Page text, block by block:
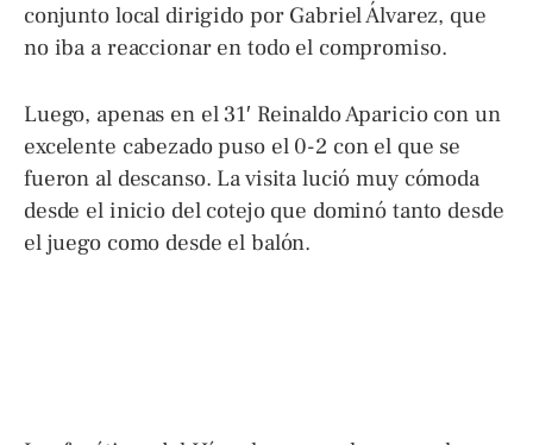
conjunto local dirigido por Gabriel Álvarez, que
no iba a reaccionar en todo el compromiso.
Luego, apenas en el 31′ Reinaldo Aparicio con un
excelente cabezado puso el 0-2 con el que se
fueron al descanso. La visita lució muy cómoda
desde el inicio del cotejo que dominó tanto desde
el juego como desde el balón.